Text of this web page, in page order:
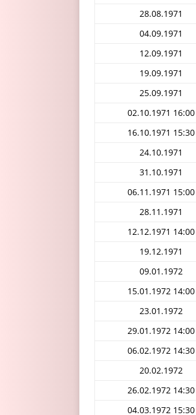
28.08.1971
04.09.1971
12.09.1971
19.09.1971
25.09.1971
02.10.1971 16:00
16.10.1971 15:30
24.10.1971
31.10.1971
06.11.1971 15:00
28.11.1971
12.12.1971 14:00
19.12.1971
09.01.1972
15.01.1972 14:00
23.01.1972
29.01.1972 14:00
06.02.1972 14:30
20.02.1972
26.02.1972 14:30
04.03.1972 15:30